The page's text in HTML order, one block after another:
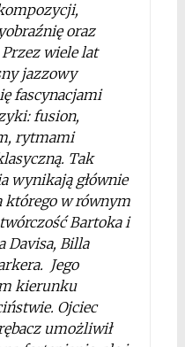
oraz
wiele lat
jazzowy
fascynacjami
fusion,
rytmami
Tak
wynikają głównie
którego w równym
Bartoka i
Davisa, Billa
Jego
kierunku
Ojciec
umożliwił